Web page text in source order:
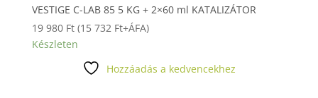
VESTIGE C-LAB 85 5 KG + 2×60 ml KATALIZÁTOR
19 980 Ft (15 732 Ft+ÁFA)
Készleten
Hozzáadás a kedvencekhez